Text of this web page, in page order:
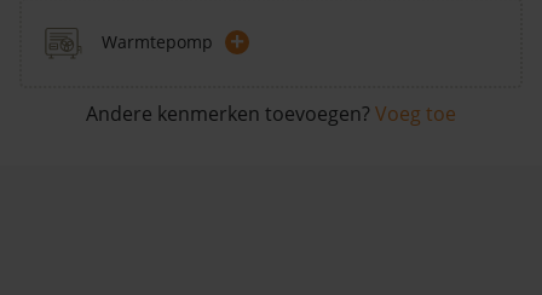
Warmtepomp +
Andere kenmerken toevoegen? Voeg toe